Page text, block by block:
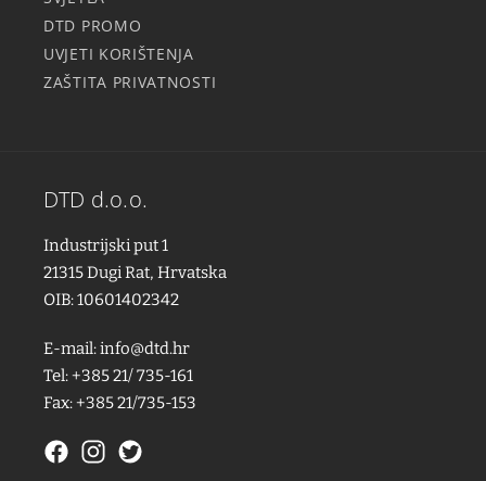
DTD PROMO
UVJETI KORIŠTENJA
ZAŠTITA PRIVATNOSTI
DTD d.o.o.
Industrijski put 1
21315 Dugi Rat, Hrvatska
OIB: 10601402342
E-mail:info@dtd.hr
Tel: +385 21/ 735-161
Fax: +385 21/735-153